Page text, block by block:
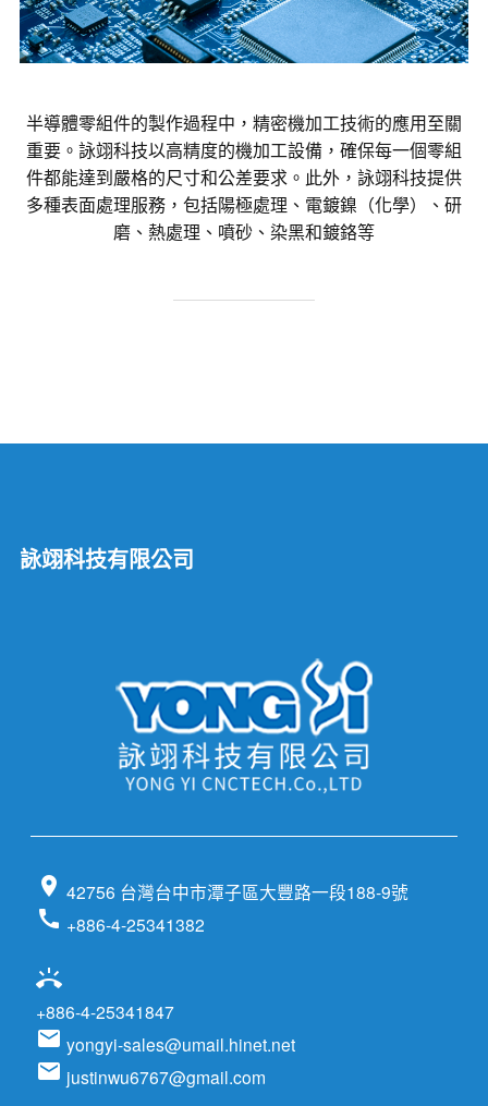
半導體零組件的製作過程中，精密機加工技術的應用至關
重要。詠翊科技以高精度的機加工設備，確保每一個零組
件都能達到嚴格的尺寸和公差要求。此外，詠翊科技提供
多種表面處理服務，包括陽極處理、電鍍鎳（化學）、研
磨、熱處理、噴砂、染黑和鍍鉻等
詠翊科技有限公司
location_on 42756 台灣台中市潭子區大豐路一段188-9號
call +886-4-25341382
ring_volume
+886-4-25341847
email yongyi-sales@umail.hinet.net
email justinwu6767@gmail.com